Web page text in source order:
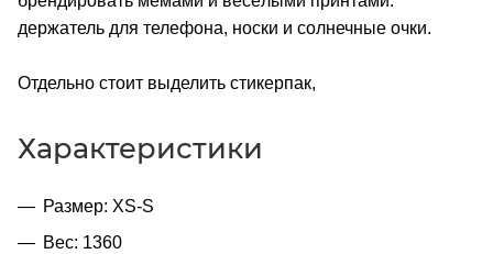
держатель для телефона, носки и солнечные очки.
Отдельно стоит выделить стикерпак,
Характеристики
Размер: XS-S
Вес: 1360